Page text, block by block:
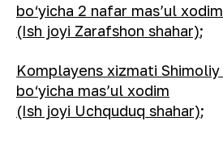
bo‘yicha 2 nafar masʼul xodim
(Ish joyi Zarafshon shahar);
Komplayens xizmati
bo‘yicha masʼul xodim
(Ish joyi Uchquduq shahar);